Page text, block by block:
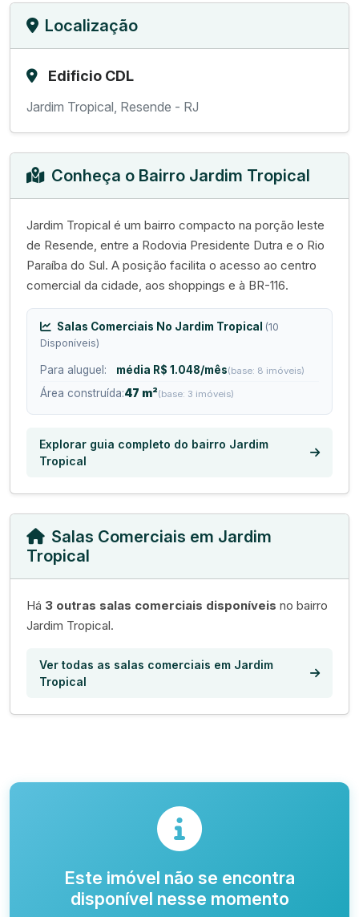
Localização
Edificio CDL
Jardim Tropical, Resende - RJ
Conheça o Bairro Jardim Tropical
Jardim Tropical é um bairro compacto na porção leste
de Resende, entre a Rodovia Presidente Dutra e o Rio
Paraíba do Sul. A posição facilita o acesso ao centro
comercial da cidade, aos shoppings e à BR-116.
Salas Comerciais No Jardim Tropical (10
Disponíveis)
Para aluguel: média R$ 1.048/mês(base: 8 imóveis)
Área construída:47 m²(base: 3 imóveis)
Explorar guia completo do bairro Jardim
Tropical
Salas Comerciais em Jardim
Tropical
Há 3 outras salas comerciais disponíveis no bairro
Jardim Tropical.
Ver todas as salas comerciais em Jardim
Tropical
Este imóvel não se encontra
disponível nesse momento